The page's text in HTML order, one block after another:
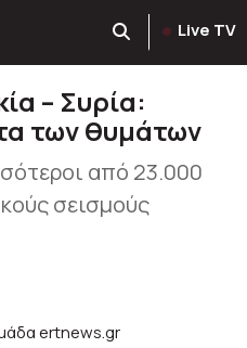
Live TV
– Συρία:
των θυμάτων
από 23.000
σεισμούς
ertnews.gr